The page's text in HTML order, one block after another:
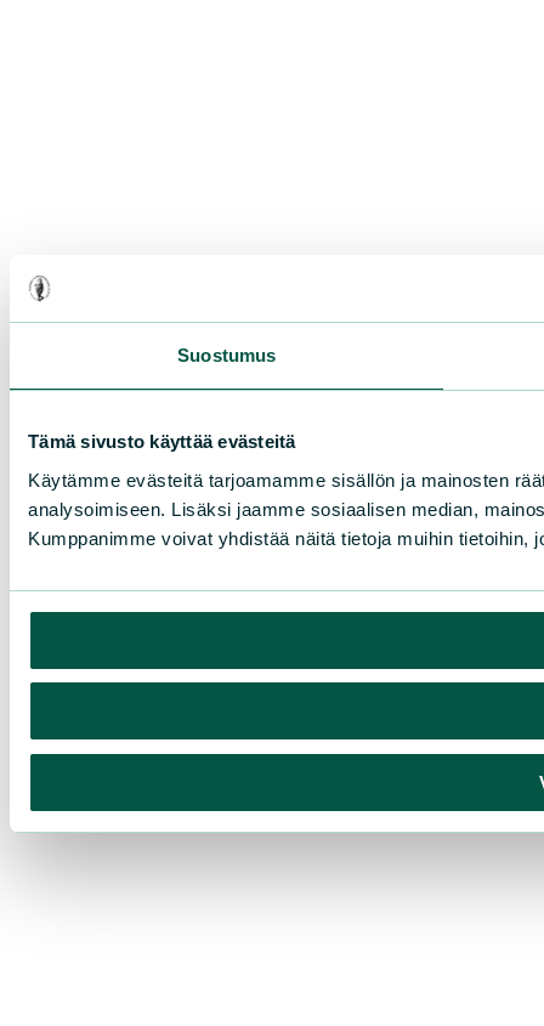
Suostumus
Tämä sivusto käyttää evästeitä
Käytämme evästeitä tarjoamamme sisällön ja mainosten
analysoimiseen. Lisäksi jaamme sosiaalisen median,
Kumppanimme voivat yhdistää näitä tietoja muihin tietoihin,